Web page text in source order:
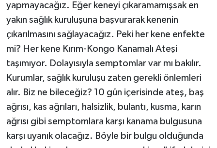
yapmayacağız. Eğer keneyi çıkaramamışsak en
yakın sağlık kuruluşuna başvurarak kenenin
çıkarılmasını sağlayacağız. Peki her kene enfekte
mi? Her kene Kırım-Kongo Kanamalı Ateşi
taşımıyor. Dolayısıyla semptomlar var mı bakılır.
Kurumlar, sağlık kuruluşu zaten gerekli önlemleri
alır. Biz ne bileceğiz? 10 gün içerisinde ateş, baş
ağrısı, kas ağrıları, halsizlik, bulantı, kusma, karın
ağrısı gibi semptomlara karşı kanama bulgusuna
karşı uyanık olacağız. Böyle bir bulgu olduğunda